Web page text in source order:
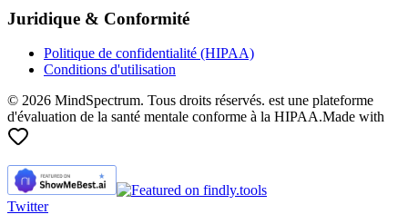
Juridique & Conformité
Politique de confidentialité (HIPAA)
Conditions d'utilisation
© 2026 MindSpectrum. Tous droits réservés. est une plateforme
d'évaluation de la santé mentale conforme à la HIPAA.Made with
Twitter